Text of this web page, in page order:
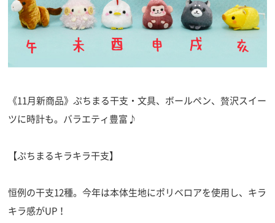
《11月新商品》ぷちまる干支・文具、ボールペン、贅沢スイー
ツに時計も。バラエティ豊富♪
【ぷちまるキラキラ干支】
恒例の干支12種。今年は本体生地にポリベロアを使用し、キラ
キラ感がUP！